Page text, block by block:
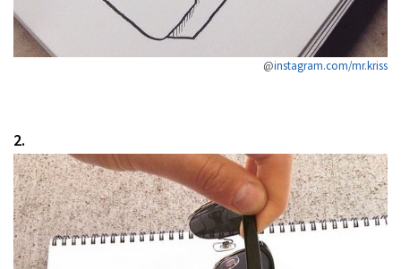
@instagram.com/mr.kriss
2.